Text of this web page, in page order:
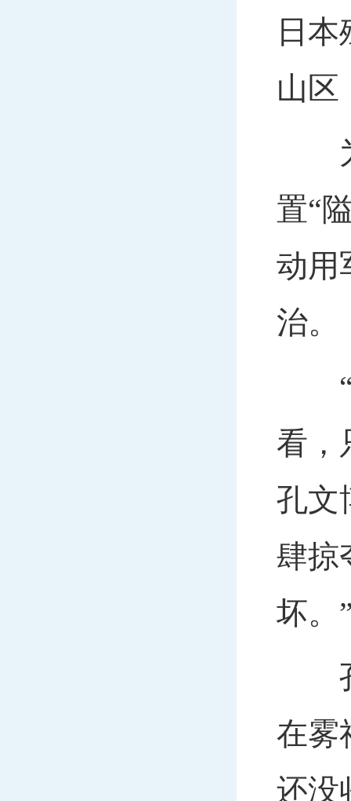
日
山区
为
置“
动用
治。
“
看，
孔文
肆掠
坏。
孔
在雾
还没